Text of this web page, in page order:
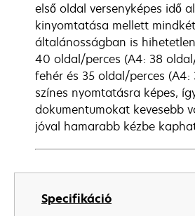
Specifikáció
első oldal versenyképes idő
kinyomtatása mellett
általánosságban is
40 oldal/perces (A4: 38
fehér és 35 oldal/perces
színes nyomtatásra képes,
dokumentumokat kevesebb
jóval hamarabb kézbe